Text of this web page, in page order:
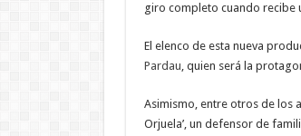
giro completo cuando recibe
El elenco de esta nueva
Pardau, quien será la
Asimismo, entre otros de los
Orjuela’, un defensor de